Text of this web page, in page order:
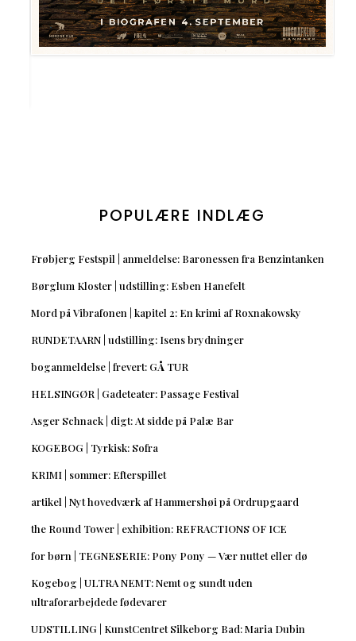
POPULÆRE INDLÆG
Frøbjerg Festspil | anmeldelse: Baronessen fra Benzintanken
Børglum Kloster | udstilling: Esben Hanefelt
Mord på Vibrafonen | kapitel 2: En krimi af Roxnakowsky
RUNDETAARN | udstilling: Isens brydninger
boganmeldelse | frevert: GÅ TUR
HELSINGØR | Gadeteater: Passage Festival
Asger Schnack | digt: At sidde på Palæ Bar
KOGEBOG | Tyrkisk: Sofra
KRIMI | sommer: Efterspillet
artikel | Nyt hovedværk af Hammershøi på Ordrupgaard
the Round Tower | exhibition: REFRACTIONS OF ICE
for børn | TEGNESERIE: Pony Pony — Vær nuttet eller dø
Kogebog | ULTRA NEMT: Nemt og sundt uden
ultraforarbejdede fødevarer
UDSTILLING | KunstCentret Silkeborg Bad: Maria Dubin